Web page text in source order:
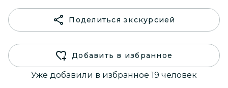
Поделиться экскурсией
Добавить в избранное
Уже добавили в избранное 19 человек